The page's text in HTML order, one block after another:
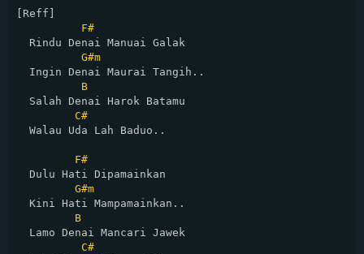
[Reff]
F#
  Rindu Denai Manuai Galak
G#m
  Ingin Denai Maurai Tangih..
B
  Salah Denai Harok Batamu
C#
  Walau Uda Lah Baduo..
F#
  Dulu Hati Dipamainkan
G#m
  Kini Hati Mampamainkan..
B
  Lamo Denai Mancari Jawek
C#